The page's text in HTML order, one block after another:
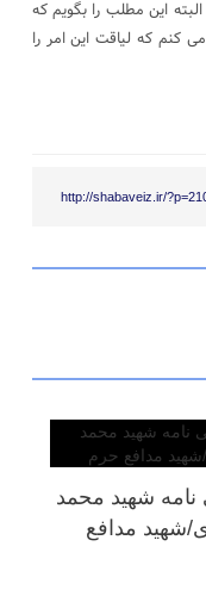
این مطلب را بگویم که
که لیاقت این امر را
http://shabaveiz.ir/
نامه شهید محمد
شهید مدافع